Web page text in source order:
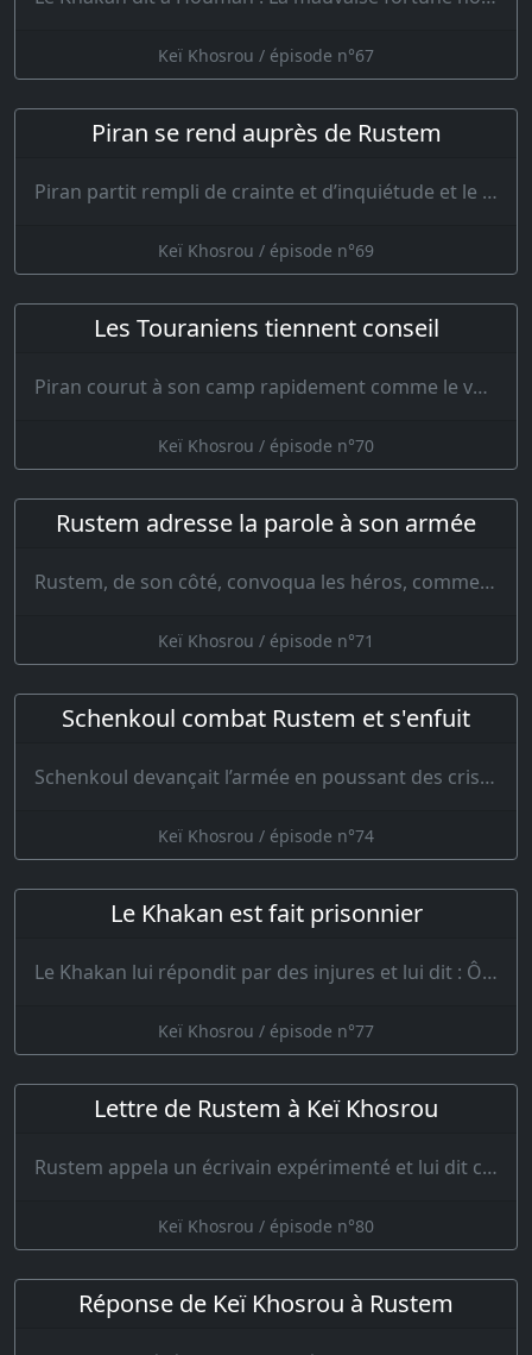
Keï Khosrou / épisode n°67
Piran se rend auprès de Rustem
Piran partit rempli de crainte et d’inquiétude et le cœur navré de l’arrivée de Rustem. …
Keï Khosrou / épisode n°69
Les Touraniens tiennent conseil
Piran courut à son camp rapidement comme le vent, convoqua tous les membres de la famil…
Keï Khosrou / épisode n°70
Rustem adresse la parole à son armée
Rustem, de son côté, convoqua les héros, comme Thous et Rehham, Gouderz et Guiv, F…
Keï Khosrou / épisode n°71
Schenkoul combat Rustem et s'enfuit
Schenkoul devançait l’armée en poussant des cris et en disant : Je suis le vainqueu…
Keï Khosrou / épisode n°74
Le Khakan est fait prisonnier
Le Khakan lui répondit par des injures et lui dit : Ô homme vil de corps et d’âme ! Maudi…
Keï Khosrou / épisode n°77
Lettre de Rustem à Keï Khosrou
Rustem appela un écrivain expérimenté et lui dit ce qu’il fallait mander au roi. On écri…
Keï Khosrou / épisode n°80
Réponse de Keï Khosrou à Rustem